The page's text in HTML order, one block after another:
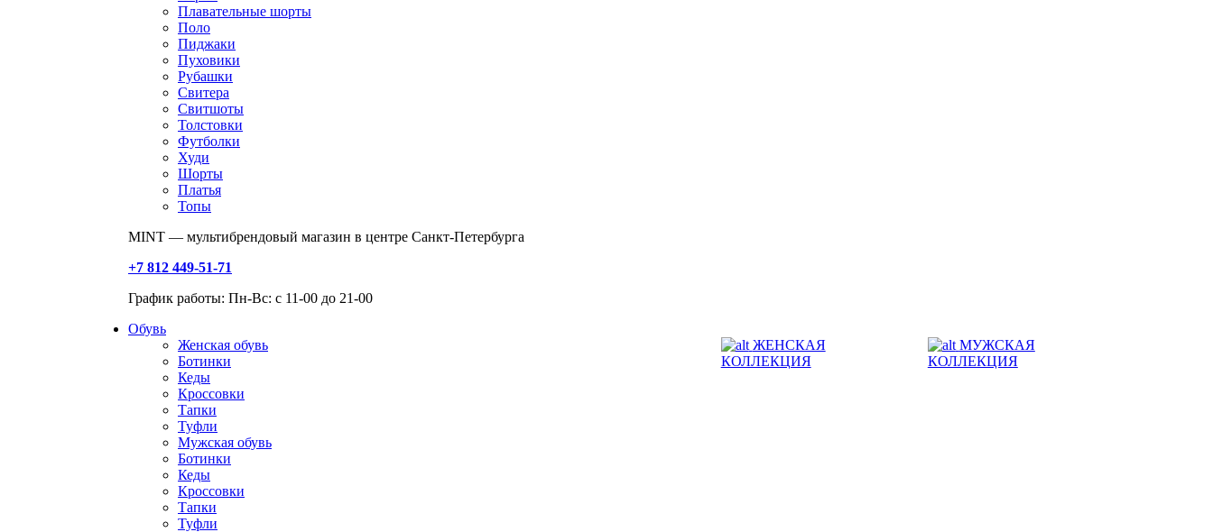
Плавательные шорты
Поло
Пиджаки
Пуховики
Рубашки
Свитера
Свитшоты
Толстовки
Футболки
Худи
Шорты
Платья
Топы
MINT — мультибрендовый магазин в центре Санкт-Петербурга
+7 812 449-51-71
График работы: Пн-Вс: с 11-00 до 21-00
Обувь
Женская обувь
Ботинки
Кеды
Кроссовки
Тапки
Туфли
Мужская обувь
Ботинки
Кеды
Кроссовки
Тапки
Туфли
ЖЕНСКАЯ
КОЛЛЕКЦИЯ
МУЖСКАЯ
КОЛЛЕКЦИЯ